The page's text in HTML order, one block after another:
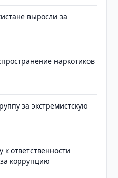
выросли за
наркотиков
за экстремистскую
к ответственности
коррупцию